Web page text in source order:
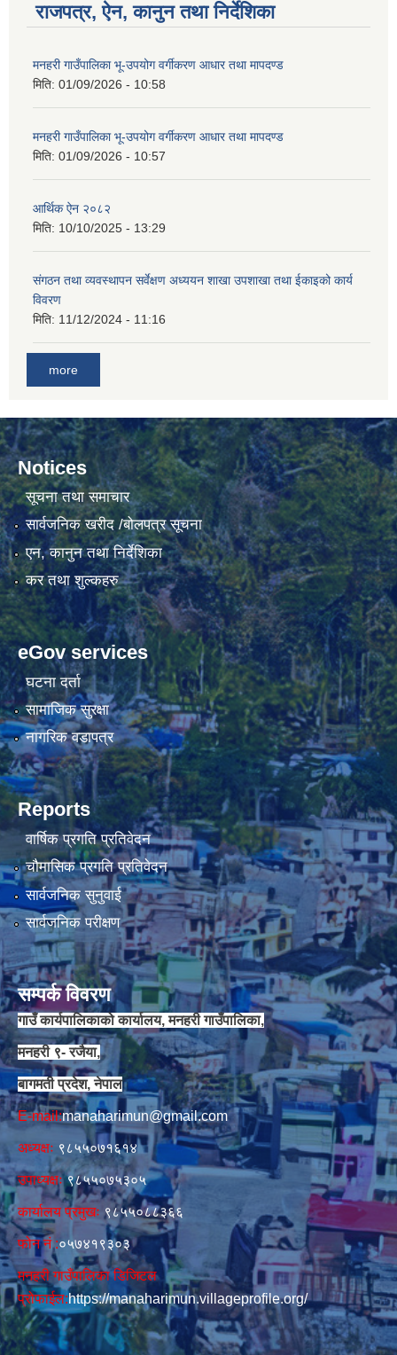
राजपत्र, ऐन, कानुन तथा निर्देशिका
मनहरी गाउँपालिका भू-उपयोग वर्गीकरण आधार तथा मापदण्ड
मिति: 01/09/2026 - 10:58
मनहरी गाउँपालिका भू-उपयोग वर्गीकरण आधार तथा मापदण्ड
मिति: 01/09/2026 - 10:57
आर्थिक ऐन २०८२
मिति: 10/10/2025 - 13:29
संगठन तथा व्यवस्थापन सर्वेक्षण अध्ययन शाखा उपशाखा तथा ईकाइको कार्य
विवरण
मिति: 11/12/2024 - 11:16
more
Notices
सूचना तथा समाचार
सार्वजनिक खरीद /बोलपत्र सूचना
एन, कानुन तथा निर्देशिका
कर तथा शुल्कहरु
eGov services
घटना दर्ता
सामाजिक सुरक्षा
नागरिक वडापत्र
Reports
वार्षिक प्रगति प्रतिवेदन
चौमासिक प्रगति प्रतिवेदन
सार्वजनिक सुनुवाई
सार्वजनिक परीक्षण
सम्पर्क विवरण
गाउँ कार्यपालिकाको कार्यालय, मनहरी गाउँपालिका,
मनहरी ९- रजैया,
बागमती प्रदेश, नेपाल
E-mail:manaharimun@gmail.com
अध्यक्षः ९८५५०७१६१४
उपाध्यक्षः९८५५०७५३०५
कार्यालय प्रमुखः ९८५५०८८३६६
फोन नं‍‌ :०५७४१९३०३
मनहरी गाउँपालिका डिजिटल
प्रोफाईल:https://manaharimun.villageprofile.org/